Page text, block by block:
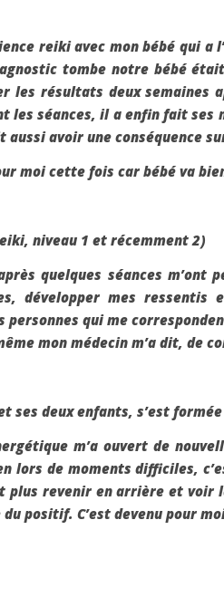
reiki avec mon bébé qui
tombe notre bébé
les résultats deux
les séances, il a enfin fait ses
avoir une conséquence
moi cette fois car bébé va
niveau 1 et récemment 2)
quelques séances m’ont
développer mes
qui me
mon médecin m’a dit, de
ses deux enfants, s’est
m’a ouvert de
lors de moments difficiles,
plus revenir en arrière et
positif. C’est devenu pour